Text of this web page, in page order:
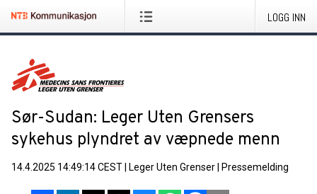
LOGG INN
Sør-Sudan: Leger Uten Grensers
sykehus plyndret av væpnede menn
14.4.2025 14:49:14 CEST Leger Uten Grenser Pressemelding